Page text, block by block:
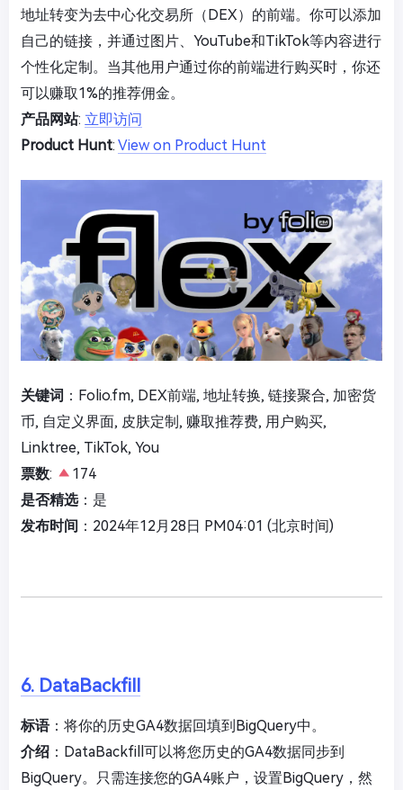
地址转变为去中心化交易所（DEX）的前端。你可以添加
自己的链接，并通过图片、YouTube和TikTok等内容进行
个性化定制。当其他用户通过你的前端进行购买时，你还
可以赚取1%的推荐佣金。
产品网站: 立即访问
Product Hunt: View on Product Hunt
关键词 ：Folio.fm, DEX前端, 地址转换, 链接聚合, 加密货
币, 自定义界面, 皮肤定制, 赚取推荐费, 用户购买,
Linktree, TikTok, You
票数:
174
是否精选：是
发布时间 ：2024年12月28日 PM04:01 (北京时间)
6. DataBackfill
标语：将你的历史GA4数据回填到BigQuery中。
介绍 ：DataBackfill可以将您历史的GA4数据同步到
BigQuery。只需连接您的GA4账户，设置BigQuery，然